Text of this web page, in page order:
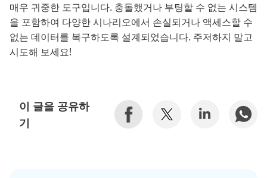
매우 귀중한 도구입니다. 충돌했거나 부팅할 수 없는 시스템
을 포함하여 다양한 시나리오에서 손실되거나 액세스할 수
없는 데이터를 복구하도록 설계되었습니다. 주저하지 말고
시도해 보세요!
이 글을 공유하
기